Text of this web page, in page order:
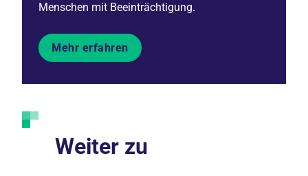
Menschen mit Beeinträchtigung.
Mehr erfahren
Weiter zu